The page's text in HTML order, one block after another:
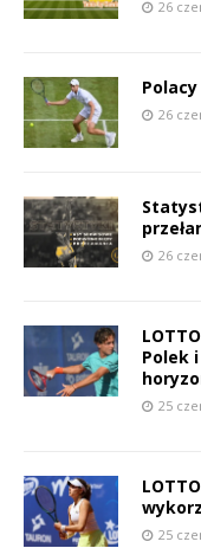
26
26
26
Polek
25
25